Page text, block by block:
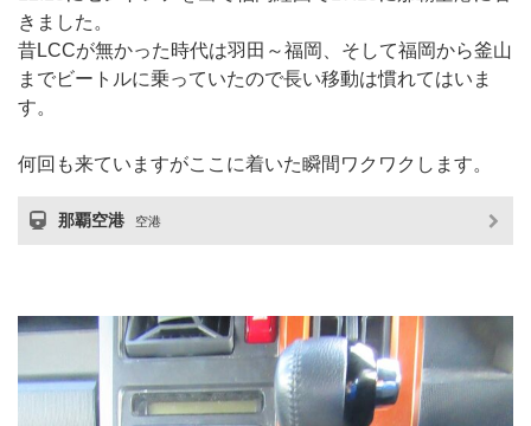
きました。
昔LCCが無かった時代は羽田～福岡、そして福岡から釜山
までビートルに乗っていたので長い移動は慣れてはいま
す。
何回も来ていますがここに着いた瞬間ワクワクします。
那覇空港 空港